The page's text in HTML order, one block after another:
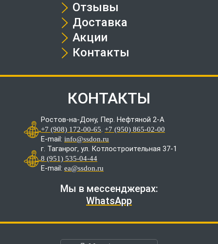
Отзывы
Доставка
Акции
Контакты
КОНТАКТЫ
Ростов-на-Дону, Пер. Нефтяной 2-А
+7 (908) 172-00-65. +7 (950) 865-02-00
E-mail: info@ssdon.ru
г. Таганрог, ул. Котлостроительная 37-1
8 (951) 535-04-44
E-mail: ea@ssdon.ru
Мы в мессенджерах:
WhatsApp